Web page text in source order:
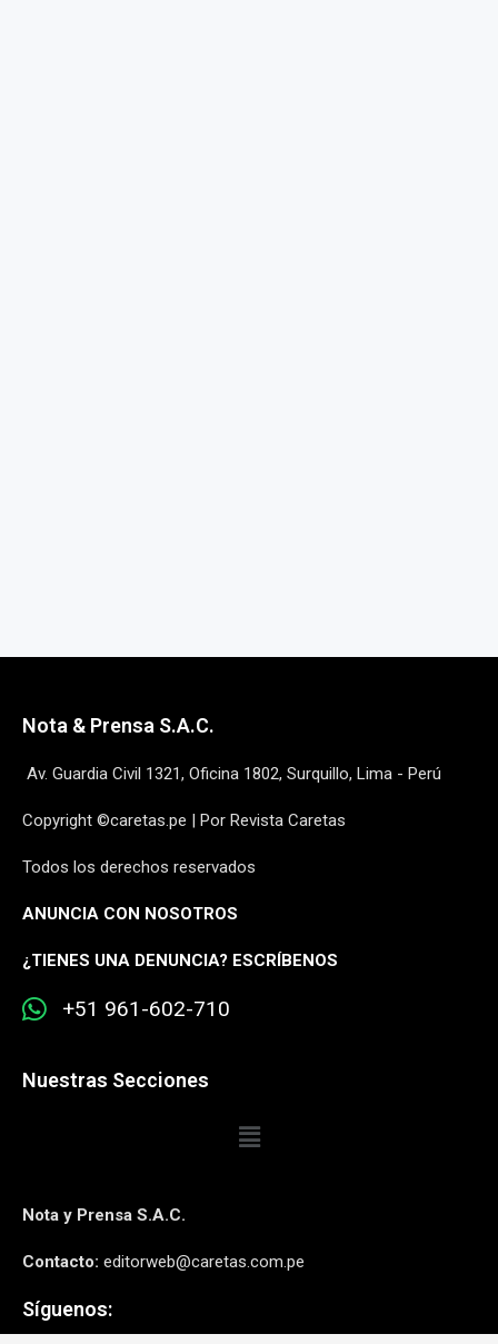
Nota & Prensa S.A.C.
Av. Guardia Civil 1321, Oficina 1802, Surquillo, Lima - Perú
Copyright ©caretas.pe | Por Revista Caretas
Todos los derechos reservados
ANUNCIA CON NOSOTROS
¿TIENES UNA DENUNCIA? ESCRÍBENOS
+51 961-602-710
Nuestras Secciones
Nota y Prensa S.A.C.
Contacto: editorweb@caretas.com.pe
Síguenos: